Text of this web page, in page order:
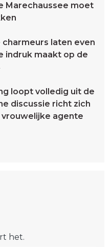
Marechaussee moet
charmeurs laten even
indruk maakt op de
loopt volledig uit de
discussie richt zich
vrouwelijke agente
het.